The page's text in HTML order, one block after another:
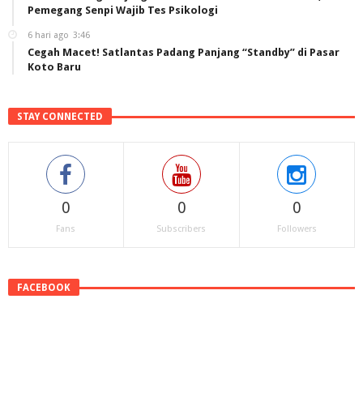
Pemegang Senpi Wajib Tes Psikologi
6 hari ago 3:46
Cegah Macet! Satlantas Padang Panjang “Standby” di Pasar
Koto Baru
STAY CONNECTED
0
Fans
0
Subscribers
0
Followers
FACEBOOK